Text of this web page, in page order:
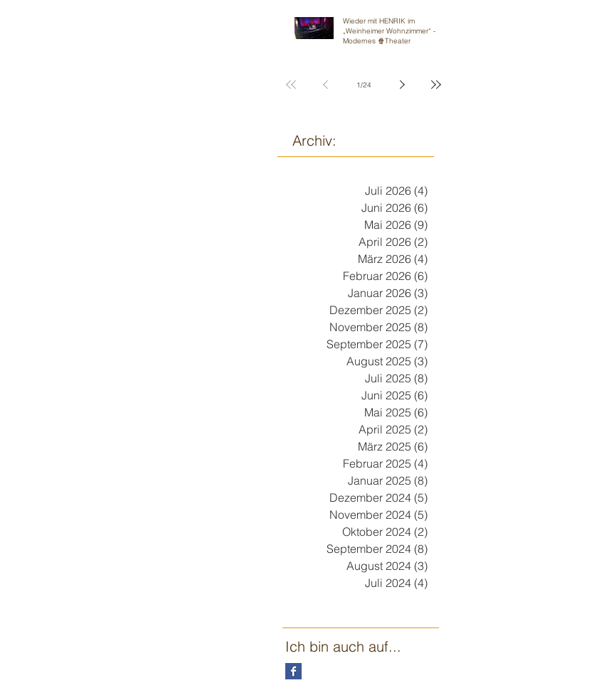
Wieder mit HENRIK im
„Weinheimer Wohnzimmer“ -
Modernes 🍿Theater
1/24
Archiv:
Juli 2026 (4)
Juni 2026 (6)
Mai 2026 (9)
April 2026 (2)
März 2026 (4)
Februar 2026 (6)
Januar 2026 (3)
Dezember 2025 (2)
November 2025 (8)
September 2025 (7)
August 2025 (3)
Juli 2025 (8)
Juni 2025 (6)
Mai 2025 (6)
April 2025 (2)
März 2025 (6)
Februar 2025 (4)
Januar 2025 (8)
Dezember 2024 (5)
November 2024 (5)
Oktober 2024 (2)
September 2024 (8)
August 2024 (3)
Juli 2024 (4)
Ich bin auch auf...